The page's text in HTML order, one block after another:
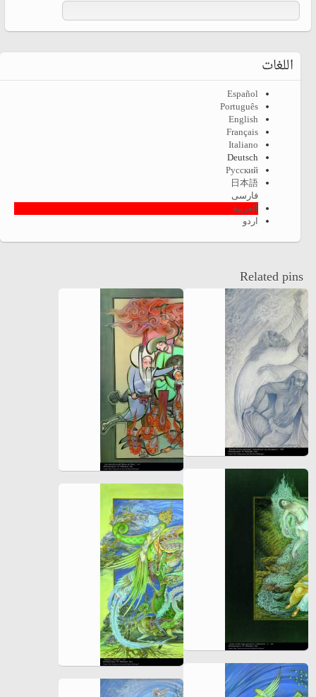
اللغات
Español
Português
English
Français
Italiano
Deutsch
Русский
日本語
فارسی
العربية
اردو
Related pins